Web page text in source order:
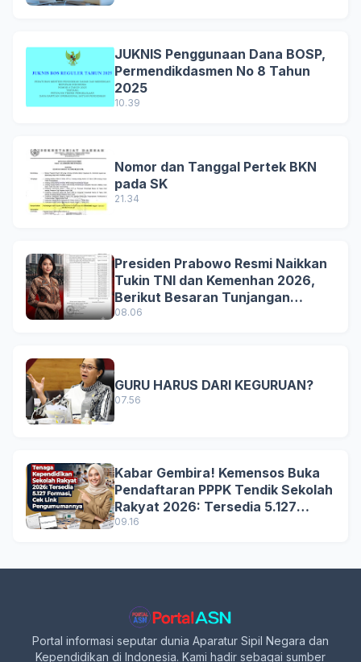
JUKNIS Penggunaan Dana BOSP,
Permendikdasmen No 8 Tahun
2025
10.39
Nomor dan Tanggal Pertek BKN
pada SK
21.34
Presiden Prabowo Resmi Naikkan
Tukin TNI dan Kemenhan 2026,
Berikut Besaran Tunjangan
Terbaru
08.06
GURU HARUS DARI KEGURUAN?
07.56
Kabar Gembira! Kemensos Buka
Pendaftaran PPPK Tendik Sekolah
Rakyat 2026: Tersedia 5.127
Formasi, Simak Syarat dan
09.16
Portal informasi seputar dunia Aparatur Sipil Negara dan
Kependidikan di Indonesia. Kami hadir sebagai sumber